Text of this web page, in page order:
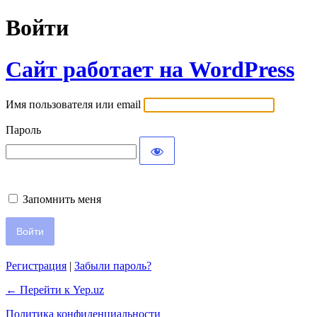
Войти
Сайт работает на WordPress
Имя пользователя или email
Пароль
Запомнить меня
Регистрация | Забыли пароль?
← Перейти к Yep.uz
Политика конфиденциальности